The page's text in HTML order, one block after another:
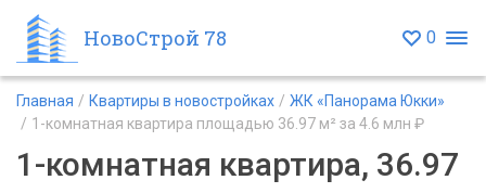
НовоСтрой 78 0
Главная Квартиры в новостройках
ЖК «Панорама Юкки»
1-комнатная квартира площадью 36.97 м² за 4.6 млн ₽
1-комнатная квартира, 36.97